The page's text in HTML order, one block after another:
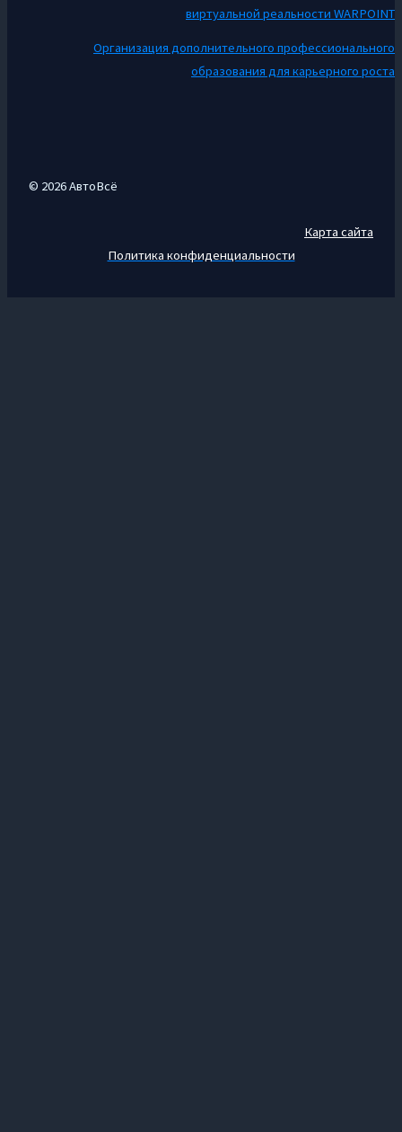
виртуальной реальности WARPOINT
Организация дополнительного профессионального
образования для карьерного роста
© 2026 АвтоВсё
Карта сайта
Политика конфиденциальности